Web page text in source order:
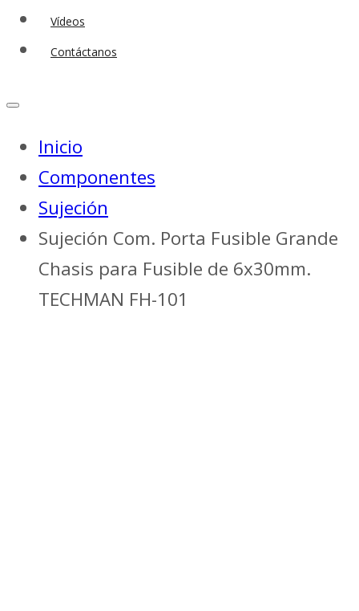
Vídeos
Contáctanos
Inicio
Componentes
Sujeción
Sujeción Com. Porta Fusible Grande
Chasis para Fusible de 6x30mm.
TECHMAN FH-101